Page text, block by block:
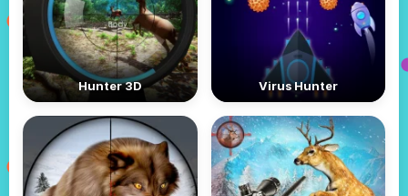
Virus Hunter
Hunter 3D